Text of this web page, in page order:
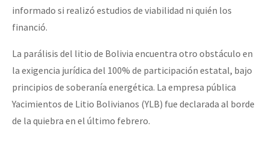
informado si realizó estudios de viabilidad ni quién los
financió.
La parálisis del litio de Bolivia encuentra otro obstáculo en
la exigencia jurídica del 100% de participación estatal, bajo
principios de soberanía energética. La empresa pública
Yacimientos de Litio Bolivianos (YLB) fue declarada al borde
de la quiebra en el último febrero.